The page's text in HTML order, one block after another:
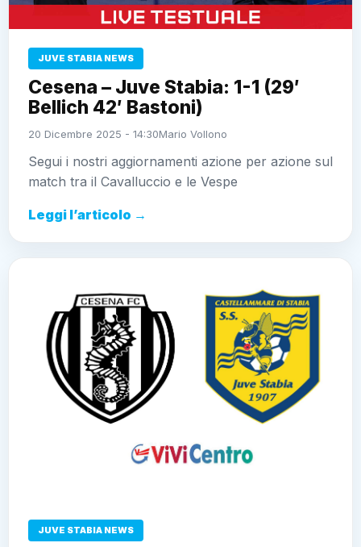
JUVE STABIA NEWS
Cesena – Juve Stabia: 1-1 (29′
Bellich 42′ Bastoni)
20 Dicembre 2025 - 14:30Mario Vollono
Segui i nostri aggiornamenti azione per azione sul
match tra il Cavalluccio e le Vespe
Leggi l’articolo →
JUVE STABIA NEWS